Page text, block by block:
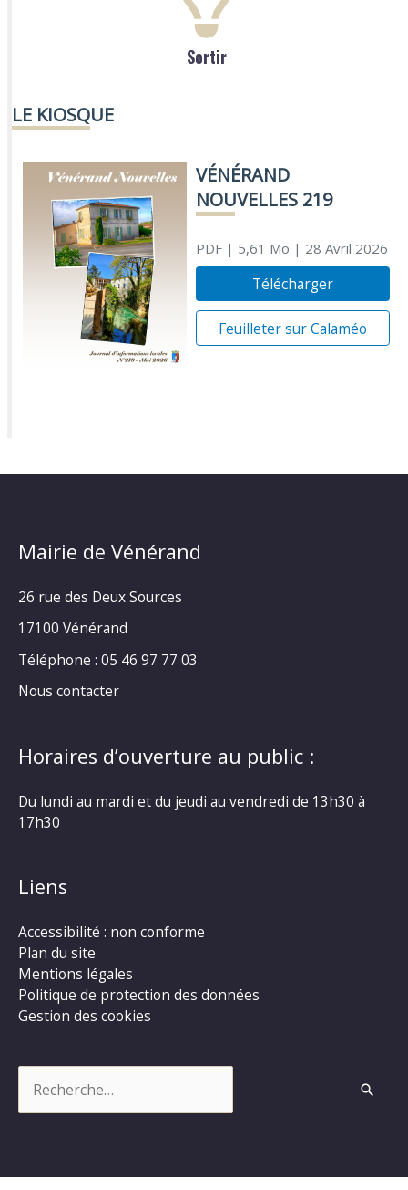
Sortir
LE KIOSQUE
VÉNÉRAND
NOUVELLES 219
PDF| 5,61 Mo | 28 Avril 2026
Télécharger
Feuilleter sur Calaméo
Mairie de Vénérand
26 rue des Deux Sources
17100 Vénérand
Téléphone : 05 46 97 77 03
Nous contacter
Horaires d’ouverture au public :
Du lundi au mardi et du jeudi au vendredi de 13h30 à
17h30
Liens
Accessibilité : non conforme
Plan du site
Mentions légales
Politique de protection des données
Gestion des cookies